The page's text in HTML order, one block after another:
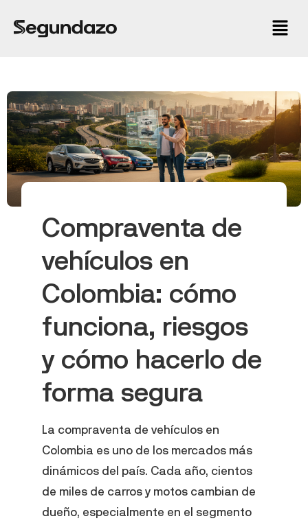
Compraventa de
vehículos en
Colombia: cómo
funciona, riesgos
y cómo hacerlo de
forma segura
La compraventa de vehículos en
Colombia es uno de los mercados más
dinámicos del país. Cada año, cientos
de miles de carros y motos cambian de
dueño, especialmente en el segmento